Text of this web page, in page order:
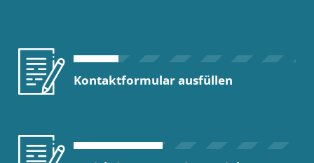
Kontaktformular ausfüllen